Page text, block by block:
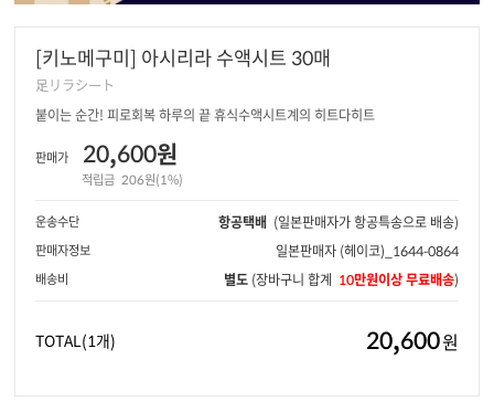
[키노메구미] 아시리라 수액시트 30매
足リラシート
붙이는 순간! 피로회복 하루의 끝 휴식수액시트계의 히트다히트
판매가 20,600원
적립금 206원(1%)
운송수단 항공택배 (일본판매자가 항공특송으로 배송)
판매자정보 일본판매자 (헤이코)_1644-0864
배송비 별도 (장바구니 합계 10만원이상 무료배송)
TOTAL 20,600원
(1개)